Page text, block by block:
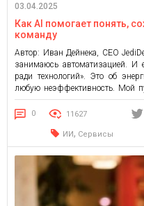
03.04.2025
Как AI помогает понять,
команду
Автор: Иван Дейнека, CEO
занимаюсь автоматизацией. И
ради технологий». Это об
любую неэффективность. Мой
«Сильпо» возле КПИ, хотел
заполнить бумажку. И я […]
0 11627
ИИ, Сервисы